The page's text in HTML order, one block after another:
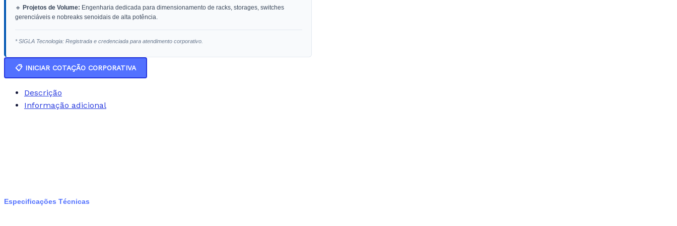
🔹 Projetos de Volume: Engenharia dedicada para dimensionamento de racks, storages, switches
gerenciáveis e nobreaks senoidais de alta potência.
* SIGLA Tecnologia: Registrada e credenciada para atendimento corporativo.
📋 INICIAR COTAÇÃO CORPORATIVA
Descrição
Informação adicional
Especificações Técnicas